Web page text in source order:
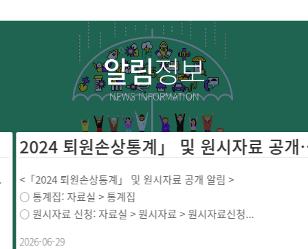
알림정보
NEWS INFORMATION
2024 퇴원손상통계」 및 원
<「2024 퇴원손상통계」 및 원시자료 공개 알림 >
○ 통계집: 자료실 > 통계집
○ 원시자료 신청: 자료실 > 원시자료 > 원시자료신청...
2026-06-29